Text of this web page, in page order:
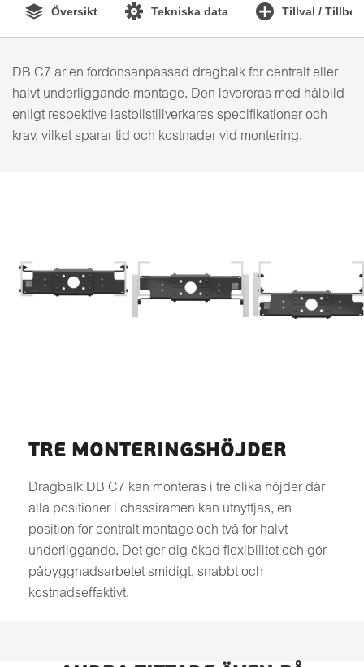
Översikt Tekniska data Tillval /
DB C7 är en fordonsanpassad dragbalk för centralt eller
halvt underliggande montage. Den levereras med hålbild
enligt respektive lastbilstillverkares specifikationer och
krav, vilket sparar tid och kostnader vid montering.
TRE MONTERINGSHÖJDER
Dragbalk DB C7 kan monteras i tre olika höjder där
alla positioner i chassiramen kan utnyttjas, en
position för centralt montage och två för halvt
underliggande. Det ger dig ökad ﬂexibilitet och gör
påbyggnadsarbetet smidigt, snabbt och
kostnadseffektivt.